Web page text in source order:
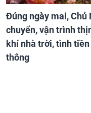
Đúng ngày mai, Chủ
chuyển, vận trình
khí nhà trời, tình
thông